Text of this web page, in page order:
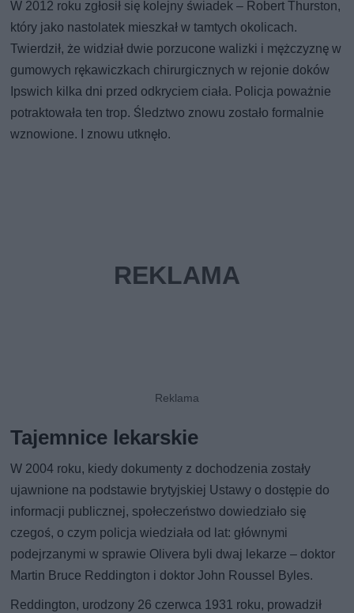
W 2012 roku zgłosił się kolejny świadek – Robert Thurston,
który jako nastolatek mieszkał w tamtych okolicach.
Twierdził, że widział dwie porzucone walizki i mężczyznę w
gumowych rękawiczkach chirurgicznych w rejonie doków
Ipswich kilka dni przed odkryciem ciała. Policja poważnie
potraktowała ten trop. Śledztwo znowu zostało formalnie
wznowione. I znowu utknęło.
Tajemnice lekarskie
W 2004 roku, kiedy dokumenty z dochodzenia zostały
ujawnione na podstawie brytyjskiej Ustawy o dostępie do
informacji publicznej, społeczeństwo dowiedziało się
czegoś, o czym policja wiedziała od lat: głównymi
podejrzanymi w sprawie Olivera byli dwaj lekarze – doktor
Martin Bruce Reddington i doktor John Roussel Byles.
Reddington, urodzony 26 czerwca 1931 roku, prowadził